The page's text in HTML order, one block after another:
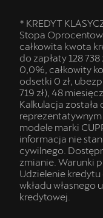
* KREDYT
Stopa
całkowita kwota
do zapłaty 128
0,0%, całkowity
odsetki 0 zł,
719 zł), 48
Kalkulacja została
modele marki
informacja nie
cywilnego.
zmianie. Warunki
Udzielenie
wkładu własnego
kredytowej.